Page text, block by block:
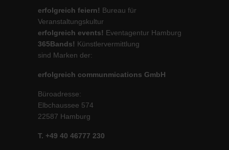
erfolgreich feiern! Bureau für
Veranstaltungskultur
erfolgreich events! Eventagentur Hamburg
365Bands! Künstlervermittlung
sind Marken der:
erfolgreich communmications GmbH
Büroadresse:
Elbchaussee 574
22587 Hamburg
T. +49 40 46777 230